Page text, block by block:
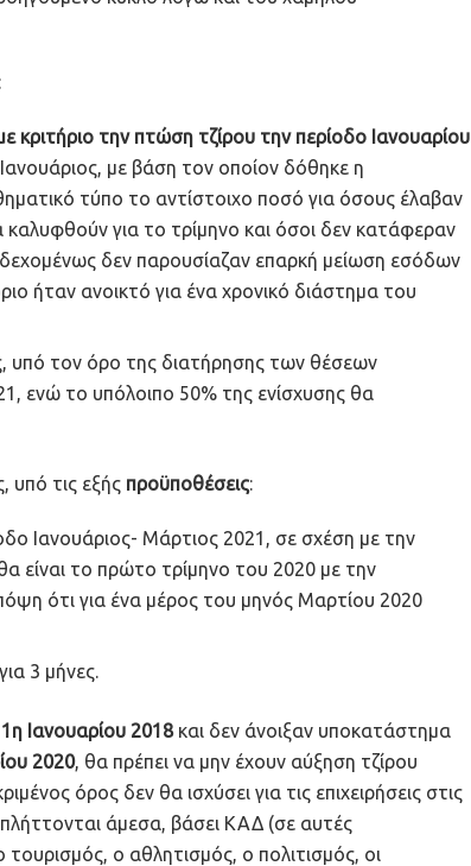
κριτήριο την πτώση τζίρου την περίοδο Ιανουαρίου
με βάση τον οποίον δόθηκε η
τύπο το αντίστοιχο ποσό για όσους έλαβαν
καλυφθούν για το τρίμηνο και όσοι δεν κατάφεραν
δεν παρουσίαζαν επαρκή μείωση εσόδων
ήταν ανοικτό για ένα χρονικό διάστημα του
υπό τον όρο της διατήρησης των θέσεων
ενώ το υπόλοιπο 50% της ενίσχυσης θα
υπό τις εξής προϋποθέσεις:
Ιανουάριος- Μάρτιος 2021, σε σχέση με την
είναι το πρώτο τρίμηνο του 2020 με την
ότι για ένα μέρος του μηνός Μαρτίου 2020
3 μήνες.
1η Ιανουαρίου 2018και δεν άνοιξαν υποκατάστημα
2020, θα πρέπει να μην έχουν αύξηση τζίρου
όρος δεν θα ισχύσει για τις επιχειρήσεις στις
πλήττονται άμεσα, βάσει ΚΑΔ (σε αυτές
ο αθλητισμός, ο πολιτισμός, οι